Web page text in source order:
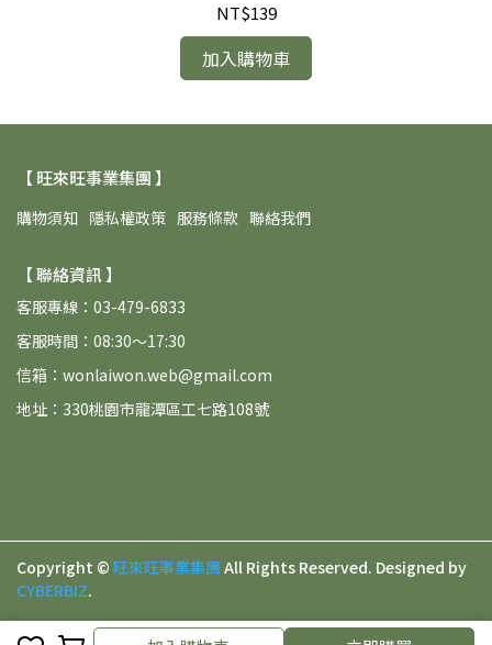
NT$139
加入購物車
【 旺來旺事業集團 】
購物須知 隱私權政策 服務條款 聯絡我們
【 聯絡資訊 】
客服專線：03-479-6833
客服時間：08:30～17:30
信箱：wonlaiwon.web@gmail.com
地址：330桃園市龍潭區工七路108號
Copyright © 旺來旺事業集團 All Rights Reserved. Designed by
CYBERBIZ.